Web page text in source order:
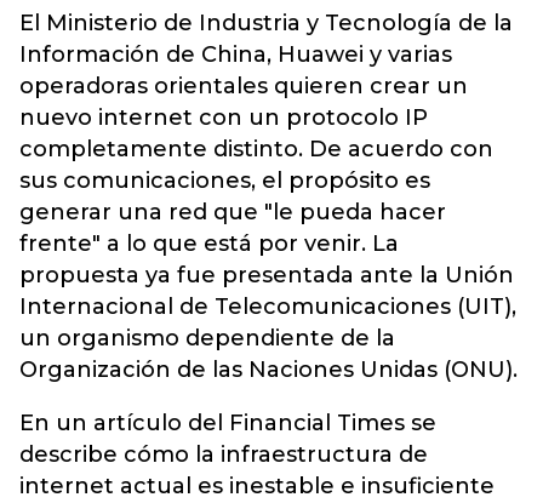
El Ministerio de Industria y Tecnología de la
Información de China, Huawei y varias
operadoras orientales quieren crear un
nuevo internet con un protocolo IP
completamente distinto. De acuerdo con
sus comunicaciones, el propósito es
generar una red que "le pueda hacer
frente" a lo que está por venir. La
propuesta ya fue presentada ante la Unión
Internacional de Telecomunicaciones (UIT),
un organismo dependiente de la
Organización de las Naciones Unidas (ONU).
En un artículo del Financial Times se
describe cómo la infraestructura de
internet actual es inestable e insuficiente